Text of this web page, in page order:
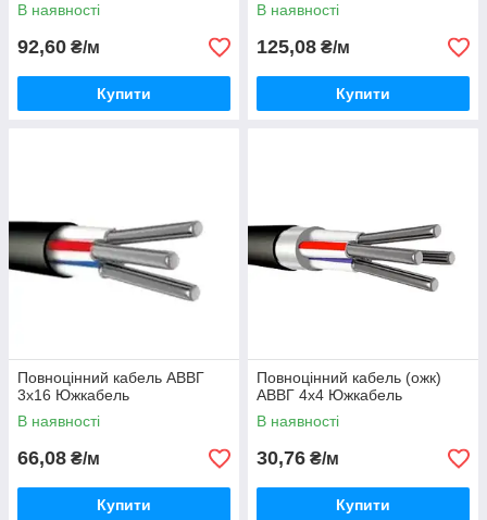
В наявності
92,60 ₴/м
Купити
В наявності
125,08 ₴/м
Купити
Повноцінний кабель АВВГ
3х16 Южкабель
В наявності
66,08 ₴/м
Купити
Повноцінний кабель (ожк)
АВВГ 4х4 Южкабель
В наявності
30,76 ₴/м
Купити